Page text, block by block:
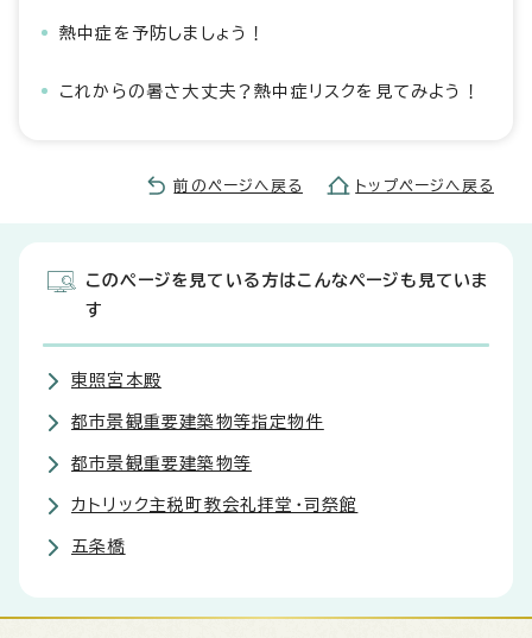
熱中症を予防しましょう！
これからの暑さ大丈夫？熱中症リスクを見てみよう！
前のページへ戻る トップページへ戻る
このページを見ている方はこんなページも見ていま
す
東照宮本殿
都市景観重要建築物等指定物件
都市景観重要建築物等
カトリック主税町教会礼拝堂・司祭館
五条橋